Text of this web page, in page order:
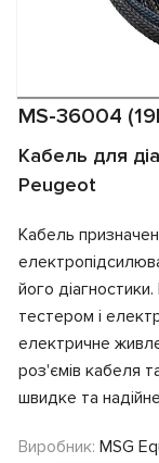
MS-36004
Кабель для
Peugeot
Кабель
його
тестером і
електричне
роз'ємів кабеля
швидке та
Виробник: MSG